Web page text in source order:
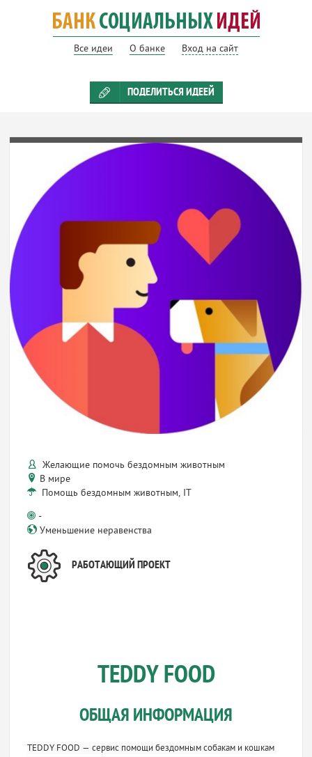
Все идеи О банке Вход на сайт
ПОДЕЛИТЬСЯ ИДЕЕЙ
Желающие помочь бездомным животным
В мире
Помощь бездомным животным, IT
-
Уменьшение неравенства
РАБОТАЮЩИЙ ПРОЕКТ
TEDDY FOOD
ОБЩАЯ ИНФОРМАЦИЯ
TEDDY FOOD — сервис помощи бездомным собакам и кошкам